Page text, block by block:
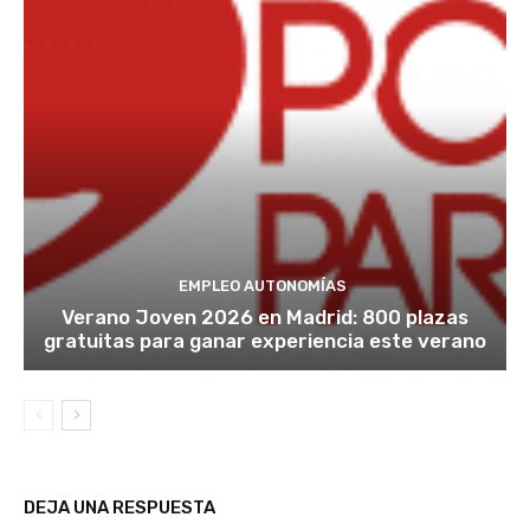
EMPLEO AUTONOMÍAS
Verano Joven 2026 en Madrid: 800 plazas
gratuitas para ganar experiencia este verano
DEJA UNA RESPUESTA